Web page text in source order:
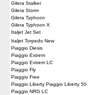
Gilera Stalker
Gilera Storm
Gilera Typhoon
Gilera Typhoon X
Italjet Jet Set
Italjet Torpedo New
Piaggio Diesis
Piaggio Extrem
Piaggio Extrem LC
Piaggio Fly
Piaggio Free
Piaggio Liberty Piaggio Liberty 50
Piaggio NRG LC